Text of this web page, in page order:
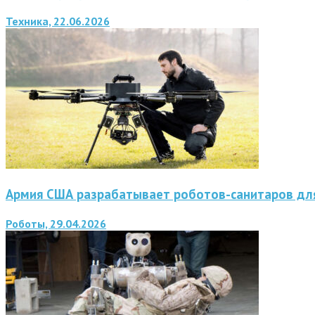
Техника, 22.06.2026
Армия США разрабатывает роботов-санитаров
Роботы, 29.04.2026